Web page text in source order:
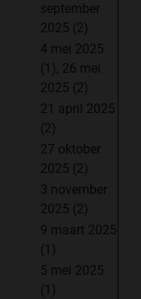
september
2025 (2)
4 mei 2025
(1), 26 mei
2025 (2)
21 april 2025
(2)
27 oktober
2025 (2)
3 november
2025 (2)
9 maart 2025
(1)
5 mei 2025
(1)